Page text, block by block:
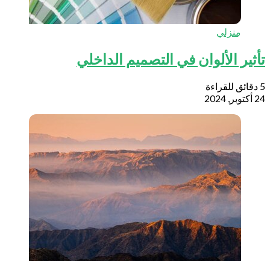
منزلي
الألوان في التصميم الداخلي